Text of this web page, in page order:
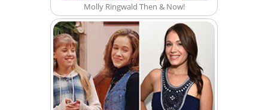
Molly Ringwald Then & Now!